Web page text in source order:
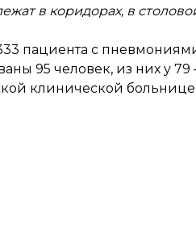
в коридорах, в
пациента с
95 человек, из них у
клинической больнице